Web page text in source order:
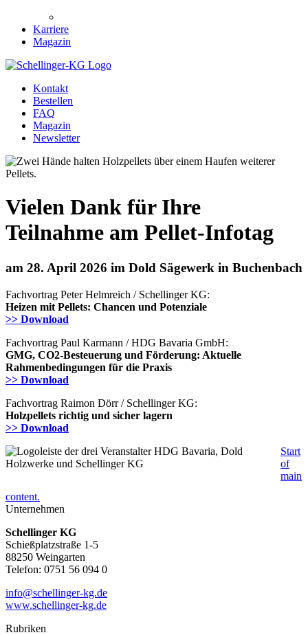
Karriere
Magazin
Kontakt
Bestellen
FAQ
Magazin
Newsletter
Vielen Dank für Ihre
Teilnahme am Pellet-Infotag
am 28. April 2026 im Dold Sägewerk in Buchenbach
Fachvortrag Peter Helmreich / Schellinger KG:
Heizen mit Pellets: Chancen und Potenziale
>> Download
Fachvortrag Paul Karmann / HDG Bavaria GmbH:
GMG, CO2-Besteuerung und Förderung: Aktuelle
Rahmenbedingungen für die Praxis
>> Download
Fachvortrag Raimon Dörr / Schellinger KG:
Holzpellets richtig und sicher lagern
>> Download
Start
of
main
content.
Unternehmen
Schellinger KG
Schießplatzstraße 1-5
88250 Weingarten
Telefon: 0751 56 094 0
info@schellinger-kg.de
www.schellinger-kg.de
Rubriken